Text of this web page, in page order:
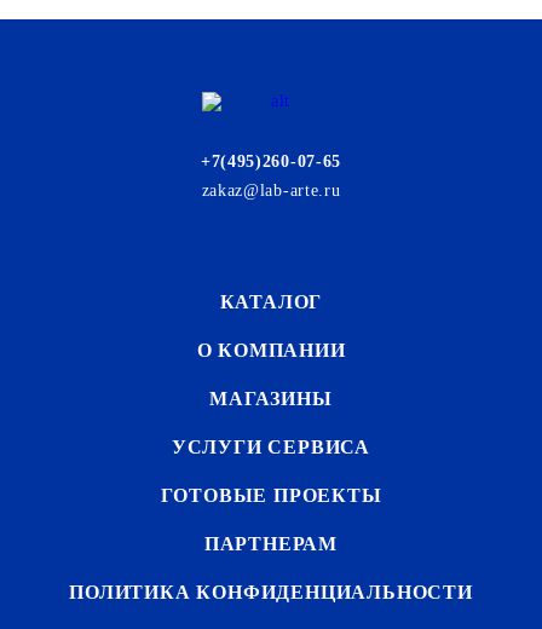
+7(495)260-07-65
zakaz@lab-arte.ru
КАТАЛОГ
О КОМПАНИИ
МАГАЗИНЫ
УСЛУГИ СЕРВИСА
ГОТОВЫЕ ПРОЕКТЫ
ПАРТНЕРАМ
ПОЛИТИКА КОНФИДЕНЦИАЛЬНОСТИ